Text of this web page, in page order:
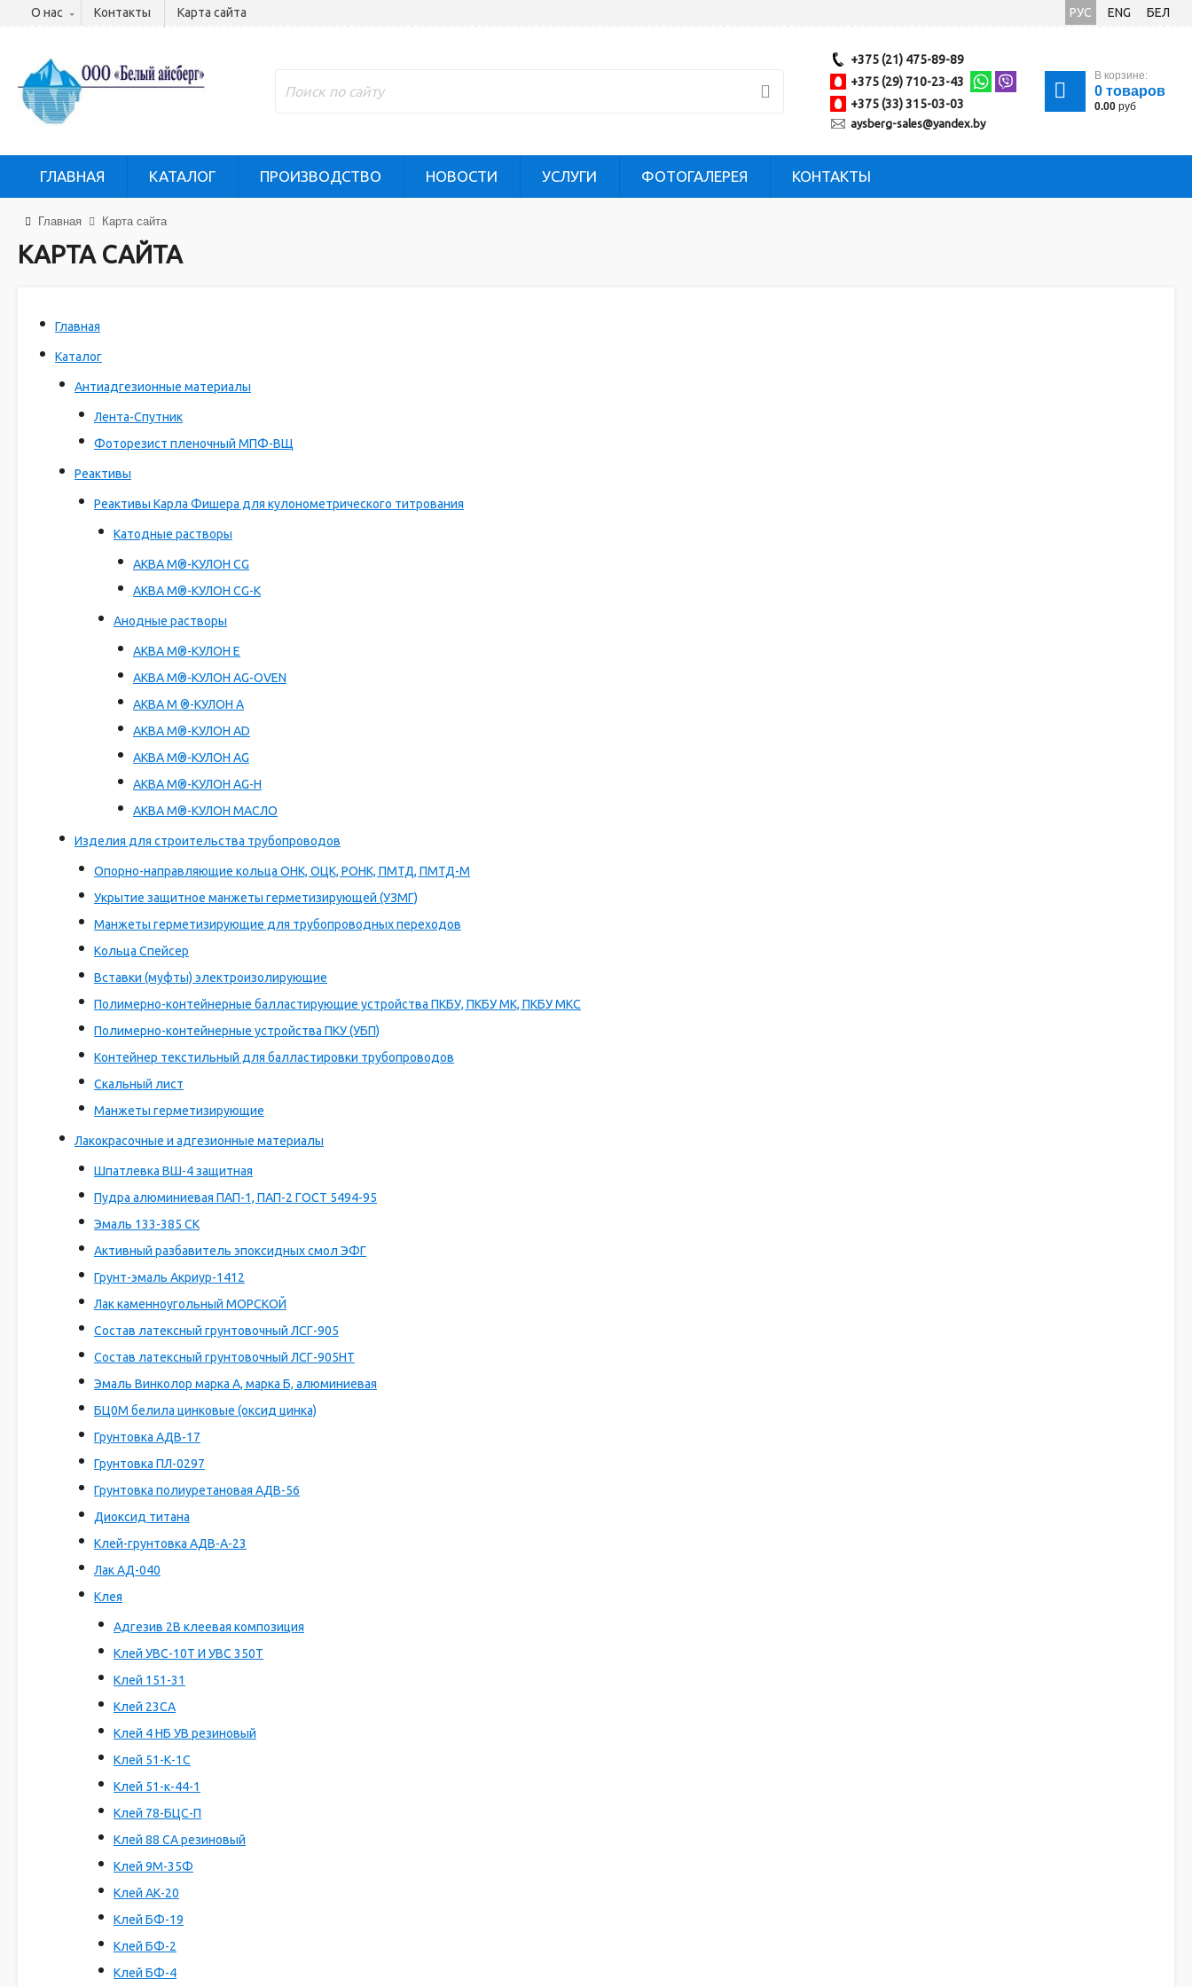
О нас Контакты Карта сайта РУС ENG БЕЛ
+375 (21) 475-89-89
+375 (29) 710-23-43
+375 (33) 315-03-03
aysberg-sales@yandex.by
В корзине:
0 товаров
0.00 руб
ГЛАВНАЯ КАТАЛОГ ПРОИЗВОДСТВО НОВОСТИ УСЛУГИ ФОТОГАЛЕРЕЯ КОНТАКТЫ
Главная Карта сайта
КАРТА САЙТА
Главная
Каталог
Антиадгезионные материалы
Лента-Спутник
Фоторезист пленочный МПФ-ВЩ
Реактивы
Реактивы Карла Фишера для кулонометрического титрования
Катодные растворы
АКВА М®-КУЛОН CG
АКВА М®-КУЛОН CG-K
Анодные растворы
АКВА М®-КУЛОН E
АКВА М®-КУЛОН AG-OVEN
АКВА М ®-КУЛОН A
АКВА М®-КУЛОН AD
АКВА М®-КУЛОН AG
АКВА М®-КУЛОН AG-H
АКВА М®-КУЛОН МАСЛО
Изделия для строительства трубопроводов
Опорно-направляющие кольца ОНК, ОЦК, РОНК, ПМТД, ПМТД-М
Укрытие защитное манжеты герметизирующей (УЗМГ)
Манжеты герметизирующие для трубопроводных переходов
Кольца Спейсер
Вставки (муфты) электроизолирующие
Полимерно-контейнерные балластирующие устройства ПКБУ, ПКБУ МК, ПКБУ МКС
Полимерно-контейнерные устройства ПКУ (УБП)
Контейнер текстильный для балластировки трубопроводов
Скальный лист
Манжеты герметизирующие
Лакокрасочные и адгезионные материалы
Шпатлевка ВШ-4 защитная
Пудра алюминиевая ПАП-1, ПАП-2 ГОСТ 5494-95
Эмаль 133-385 СК
Активный разбавитель эпоксидных смол ЭФГ
Грунт-эмаль Акриур-1412
Лак каменноугольный МОРСКОЙ
Состав латексный грунтовочный ЛСГ-905
Состав латексный грунтовочный ЛСГ-905НТ
Эмаль Винколор марка А, марка Б, алюминиевая
БЦ0М белила цинковые (оксид цинка)
Грунтовка АДВ-17
Грунтовка ПЛ-0297
Грунтовка полиуретановая АДВ-56
Диоксид титана
Клей-грунтовка АДВ-А-23
Лак АД-040
Клея
Адгезив 2В клеевая композиция
Клей УВС-10Т И УВС 350Т
Клей 151-31
Клей 23СА
Клей 4 НБ УВ резиновый
Клей 51-К-1С
Клей 51-к-44-1
Клей 78-БЦС-П
Клей 88 СА резиновый
Клей 9М-35Ф
Клей АК-20
Клей БФ-19
Клей БФ-2
Клей БФ-4